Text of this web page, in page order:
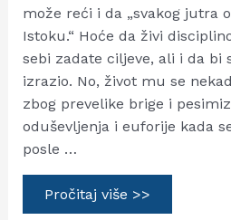
može reći i da „svakog jutra
Istoku.“ Hoće da živi
sebi zadate ciljeve, ali i da bi
izrazio. No, život mu se
zbog prevelike brige i
oduševljenja i euforije kada
posle …
Planete
kroz
Pročitaj više >>